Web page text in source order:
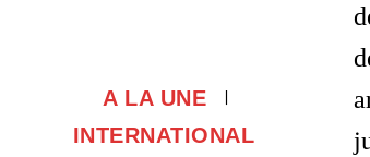
A LA UNE
INTERNATIONAL